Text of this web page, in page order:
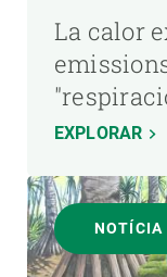
La calor
EXPLORAR
NOTÍCIA